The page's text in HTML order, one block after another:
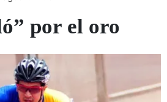
por el oro